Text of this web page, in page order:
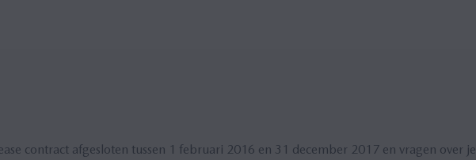
contract afgesloten tussen 1 februari 2016 en 31 december 2017 en vragen over je